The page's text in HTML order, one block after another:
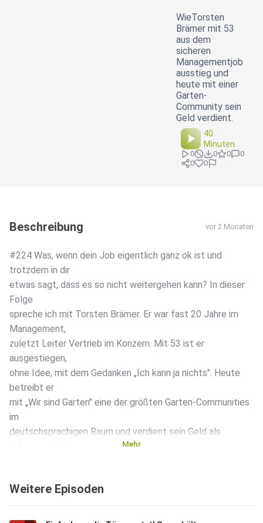
WieTorsten
Brämer mit 53
aus dem
sicheren
Managementjob
ausstieg und
heute mit einer
Garten-
Community sein
Geld verdient.
40
Minuten
0 0 0
0
0
0
Beschreibung vor 2 Monaten
#224 Was, wenn dein Job eigentlich ganz ok ist und
trotzdem in dir
etwas sagt, dass es so nicht weitergehen kann? In dieser
Folge
spreche ich mit Torsten Brämer. Er war fast 20 Jahre im
Management,
zuletzt Leiter Vertrieb im Konzern. Mit 53 ist er
ausgestiegen,
ohne Idee, mit dem Gedanken „Ich kann ja nichts". Heute
betreibt er
mit „Wir sind Garten" eine der größten Garten-Communities
im
deutschsprachigen Raum und verdient sein Geld als
welcher
nichts"
Mehr
Weitere Episoden